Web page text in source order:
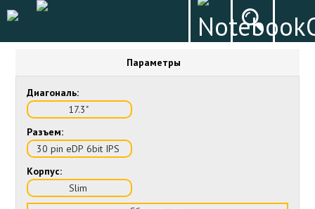
Параметры
Диагональ:
17.3"
Разъем:
30 pin eDP 6bit IPS
Корпус:
Slim